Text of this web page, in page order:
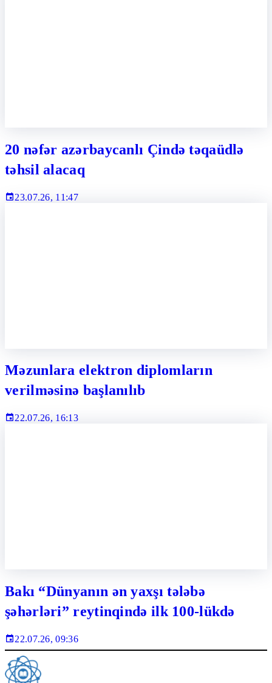
20 nəfər azərbaycanlı Çində təqaüdlə
təhsil alacaq
23.07.26, 11:47
Məzunlara elektron diplomların
verilməsinə başlanılıb
22.07.26, 16:13
Bakı “Dünyanın ən yaxşı tələbə
şəhərləri” reytinqində ilk 100-lükdə
22.07.26, 09:36